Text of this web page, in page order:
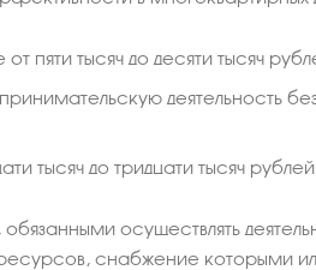
пяти тысяч до десяти тысяч
деятельность
тысяч до тридцати тысяч
осуществлять
снабжение которыми